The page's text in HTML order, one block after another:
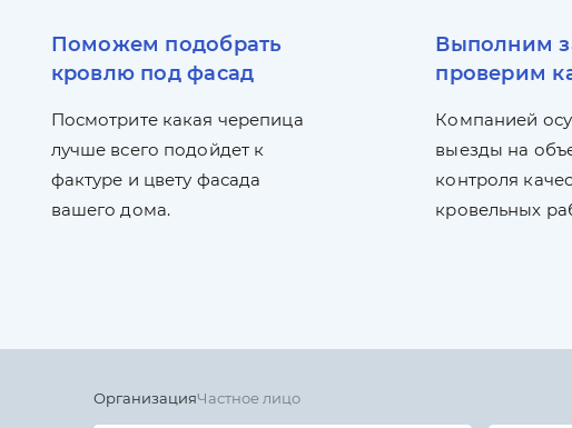
Поможем подобрать
кровлю под фасад
Посмотрите какая черепица
лучше всего подойдет к
фактуре и цвету фасада
вашего дома.
Выполним
проверим
Компанией
выезды на
контроля
кровельных
ОрганизацияЧастное лицо